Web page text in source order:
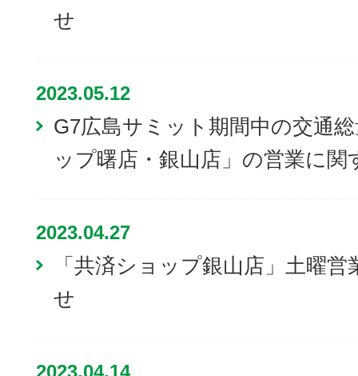
せ
2023.05.12
G7広島サミット期間中の交通
ップ曙店・銀山店」の営業に関
2023.04.27
「共済ショップ銀山店」土曜
せ
2023.04.14